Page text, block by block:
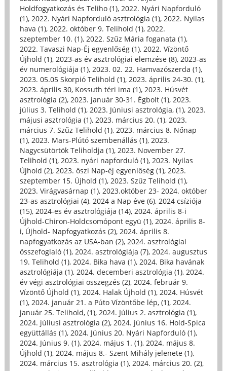
Holdfogyatkozás és Teliho (1), 2022. Nyári Napforduló
(1), 2022. Nyári Napforduló asztrológia (1), 2022. Nyilas
hava (1), 2022. október 9. Telihold (1), 2022.
szeptember 10. (1), 2022. Szűz Mária foganata (1),
2022. Tavaszi Nap-Éj egyenlőség (1), 2022. Vízöntő
Újhold (1), 2023-as év asztrológiai elemzése (8), 2023-as
év numerológiája (1), 2023. 02. 22. Hamvazószerda (1),
2023. 05.05 Skorpió Telihold (1), 2023. április 24-30. (1),
2023. április 30, Kossuth téri ima (1), 2023. Húsvét
asztrológia (2), 2023. január 30-31. Égbolt (1), 2023.
július 3. Telihold (1), 2023. Júniusi asztrológia, (1), 2023.
májusi asztrológia (1), 2023. március 20. (1), 2023.
március 7. Szűz Telihold (1), 2023. március 8. Nőnap
(1), 2023. Mars-Plútó szembenállás (1), 2023.
Nagycsütörtök Teliholdja (1), 2023. November 27.
Telihold (1), 2023. nyári napforduló (1), 2023. Nyilas
Újhold (2), 2023. őszi Nap-éj egyenlőség (1), 2023.
szeptember 15. Újhold (1), 2023. Szűz Telihold (1),
2023. Virágvasárnap (1), 2023.október 23- 2024. október
23-as asztrológiai (4), 2024 a Nap éve (6), 2024 csíziója
(15), 2024-es év asztrológiája (14), 2024. április 8-i
Újhold-Chiron-Holdcsomópont együ (1), 2024. április 8-
i, Újhold- Napfogyatkozás (2), 2024. április 8.
napfogyatkozás az USA-ban (2), 2024. asztrológiai
összefoglaló (1), 2024. asztrológiája (7), 2024. augusztus
19. Telihold (1), 2024. Bika hava (1), 2024. Bika havának
asztrológiája (1), 2024. decemberi asztrológia (1), 2024.
év végi asztrológiai összegzés (2), 2024. február 9.
Vízöntő Újhold (1), 2024. Halak Újhold (1), 2024. Húsvét
(1), 2024. január 21. a Púto Vízöntőbe lép, (1), 2024.
január 25. Telihold, (1), 2024. Július 2. asztrológia (1),
2024. júliusi asztrológia (2), 2024. június 16. Hold-Spica
együttállás (1), 2024. Június 20. Nyári Napforduló (1),
2024. Június 9. (1), 2024. május 1. (1), 2024. május 8.
Újhold (1), 2024. május 8.- Szent Mihály jelenete (1),
2024. március 15. asztrológia (1), 2024. március 20. (2),